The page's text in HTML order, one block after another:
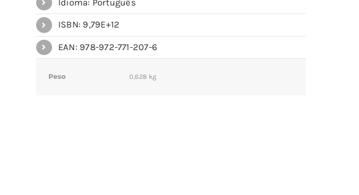
Idioma: Português
ISBN: 9,79E+12
EAN: 978-972-771-207-6
Peso 0,628 kg